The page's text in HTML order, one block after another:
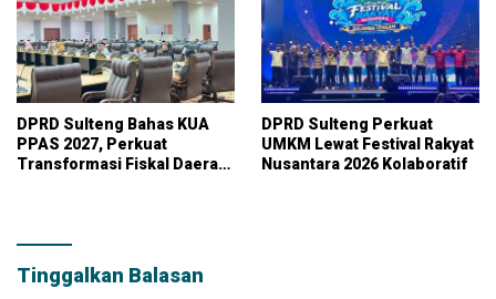
DPRD Sulteng Bahas KUA
PPAS 2027, Perkuat
Transformasi Fiskal Daerah
DPRD Sulteng Perkuat
UMKM Lewat Festival Rakyat
Nusantara 2026 Kolaboratif
Tinggalkan Balasan